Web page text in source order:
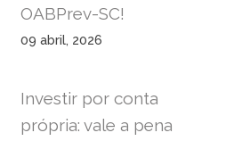
OABPrev-SC!
09 abril, 2026
Investir por conta
própria: vale a pena